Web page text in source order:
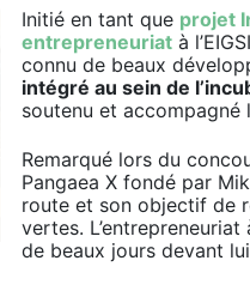
Initié en tant que projet
entrepreneuriat à
connu de beaux
intégré au sein de
soutenu et accompagné
Remarqué lors du
Pangaea X fondé par
route et son objectif de
vertes.
de beaux jours devant